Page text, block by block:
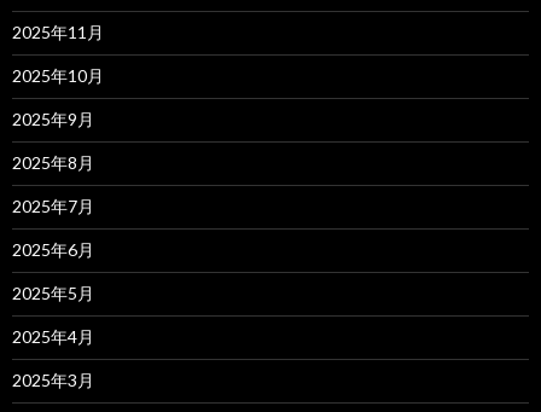
2025年11月
2025年10月
2025年9月
2025年8月
2025年7月
2025年6月
2025年5月
2025年4月
2025年3月